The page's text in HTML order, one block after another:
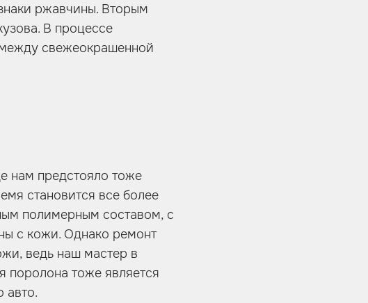
ржавчины. Вторым
В процессе
свежеокрашенной
нам предстояло тоже
становится все более
полимерным составом, с
с кожи. Однако ремонт
ведь наш мастер в
поролона тоже является
авто.